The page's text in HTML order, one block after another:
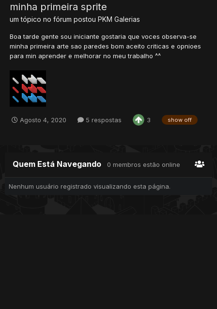
minha primeira sprite
um tópico no fórum postou PKM Galerias
Boa tarde gente sou iniciante gostaria que voces observa-se
minha primeira arte sao paredes bom aceito criticas e opnioes
para min aprender e melhorar no meu trabalho ^^
Agosto 4, 2020 5 respostas 3 show off
Quem Está Navegando 0 membros estão online
Nenhum usuário registrado visualizando esta página.